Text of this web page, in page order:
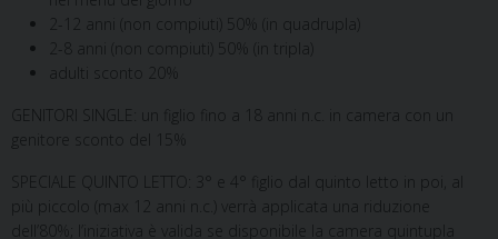
2-12 anni (non compiuti) 50% (in quadrupla)
2-8 anni (non compiuti) 50% (in tripla)
adulti sconto 20%
GENITORI SINGLE: un figlio fino a 18 anni n.c. in camera con un
genitore sconto del 15%
SPECIALE QUINTO LETTO: 3° e 4° figlio dal quinto letto in poi, al
più piccolo (max 12 anni n.c.) verrà applicata una riduzione
dell’80%; l’iniziativa è valida se disponibile la camera quintupla